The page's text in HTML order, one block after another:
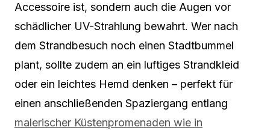
Accessoire ist, sondern auch die Augen vor
schädlicher UV-Strahlung bewahrt. Wer nach
dem Strandbesuch noch einen Stadtbummel
plant, sollte zudem an ein luftiges Strandkleid
oder ein leichtes Hemd denken – perfekt für
einen anschließenden Spaziergang entlang
malerischer Küstenpromenaden wie in